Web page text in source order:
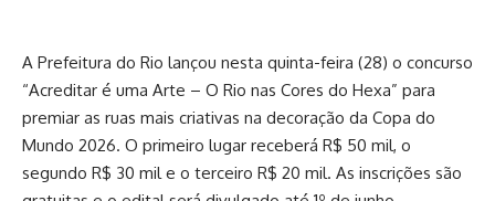
A Prefeitura do Rio lançou nesta quinta-feira (28) o concurso
“Acreditar é uma Arte – O Rio nas Cores do Hexa” para
premiar as ruas mais criativas na decoração da Copa do
Mundo 2026. O primeiro lugar receberá R$ 50 mil, o
segundo R$ 30 mil e o terceiro R$ 20 mil. As inscrições são